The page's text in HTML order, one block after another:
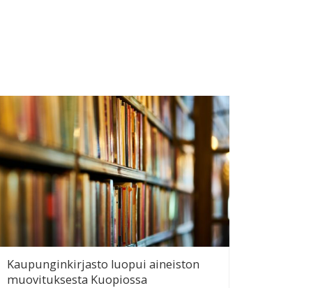
Kaupunginkirjasto luopui aineiston
muovituksesta Kuopiossa